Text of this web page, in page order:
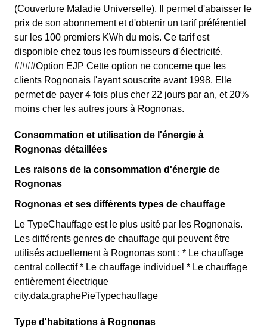
(Couverture Maladie Universelle). Il permet d'abaisser le
prix de son abonnement et d'obtenir un tarif préférentiel
sur les 100 premiers KWh du mois. Ce tarif est
disponible chez tous les fournisseurs d'électricité.
####Option EJP Cette option ne concerne que les
clients Rognonais l'ayant souscrite avant 1998. Elle
permet de payer 4 fois plus cher 22 jours par an, et 20%
moins cher les autres jours à Rognonas.
Consommation et utilisation de l'énergie à
Rognonas détaillées
Les raisons de la consommation d'énergie de
Rognonas
Rognonas et ses différents types de chauffage
Le TypeChauffage est le plus usité par les Rognonais.
Les différents genres de chauffage qui peuvent être
utilisés actuellement à Rognonas sont : * Le chauffage
central collectif * Le chauffage individuel * Le chauffage
entièrement électrique
city.data.graphePieTypechauffage
Type d'habitations à Rognonas